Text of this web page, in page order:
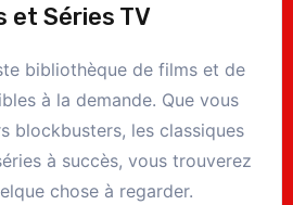
et Séries TV
bibliothèque de films et de
à la demande. Que vous
blockbusters, les classiques
à succès, vous trouverez
chose à regarder.